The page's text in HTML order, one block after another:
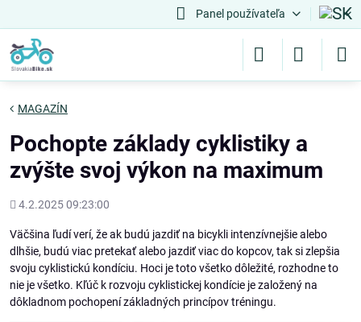
Panel používateľa
MAGAZÍN
Pochopte základy cyklistiky a
zvýšte svoj výkon na maximum
Pridané
4.2.2025 09:23:00
Väčšina ľudí verí, že ak budú jazdiť na bicykli intenzívnejšie alebo
dlhšie, budú viac pretekať alebo jazdiť viac do kopcov, tak si zlepšia
svoju cyklistickú kondíciu. Hoci je toto všetko dôležité, rozhodne to
nie je všetko. Kľúč k rozvoju cyklistickej kondície je založený na
dôkladnom pochopení základných princípov tréningu.